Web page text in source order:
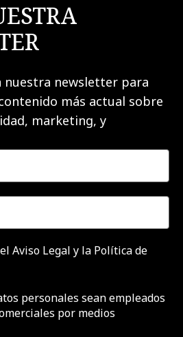
nuestra newsletter para
más actual sobre
marketing, y
Aviso Legal y la Política de
personales sean empleados
por medios